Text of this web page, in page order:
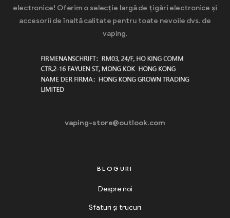
electronice! Oferim o selecție largă de țigări electronice și
accesorii de înaltă calitate pentru toate nevoile dvs. de
vaping.
vaping-store@outlook.com
BLOGURI
Despre noi
Sfaturi și trucuri